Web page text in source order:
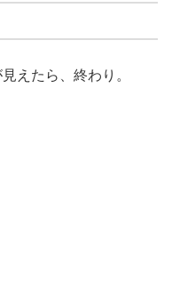
えたら、終わり。